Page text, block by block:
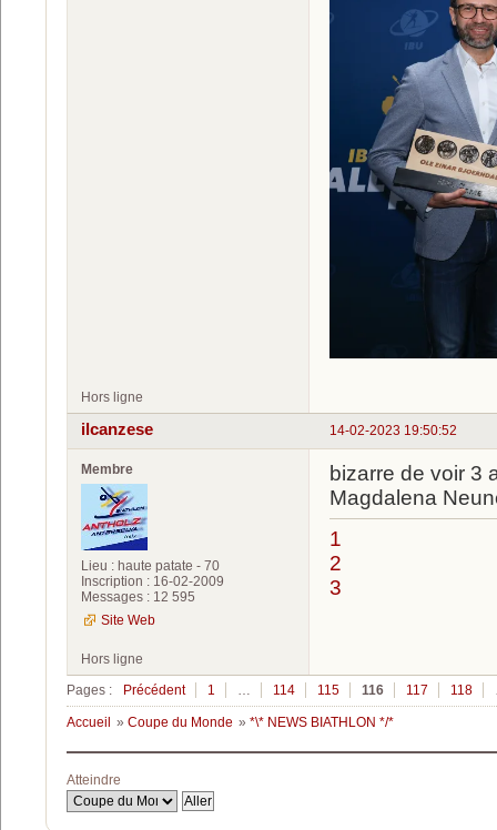
Hors ligne
14-02-2023 19:50:52
ilcanzese
Membre
Lieu : haute patate - 70
Inscription : 16-02-2009
Messages : 12 595
Site Web
bizarre de voir 3
Magdalena
1
2
3
Hors ligne
Pages :
Précédent 1 114 115 116 117 118
Accueil » Coupe du Monde » *\* NEWS BIATHLON */*
Atteindre